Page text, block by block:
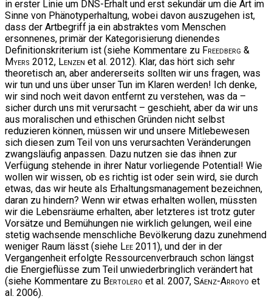
in erster Linie um DNS-Erhalt und erst sekundär um die Art im
Sinne von Phänotyperhaltung, wobei davon auszugehen ist,
dass der Artbegriff ja ein abstraktes vom Menschen
ersonnenes, primär der Kategorisierung dienendes
Definitionskriterium ist (siehe Kommentare zu Freedberg &
Myers 2012, Lenzen et al. 2012). Klar, das hört sich sehr
theoretisch an, aber andererseits sollten wir uns fragen, was
wir tun und uns über unser Tun im Klaren werden! Ich denke,
wir sind noch weit davon entfernt zu verstehen, was da –
sicher durch uns mit verursacht – geschieht, aber da wir uns
aus moralischen und ethischen Gründen nicht selbst
reduzieren können, müssen wir und unsere Mitlebewesen
sich diesen zum Teil von uns verursachten Veränderungen
zwangsläufig anpassen. Dazu nutzen sie das ihnen zur
Verfügung stehende in ihrer Natur vorliegende Potential! Wie
wollen wir wissen, ob es richtig ist oder sein wird, sie durch
etwas, das wir heute als Erhaltungsmanagement bezeichnen,
daran zu hindern? Wenn wir etwas erhalten wollen, müssten
wir die Lebensräume erhalten, aber letzteres ist trotz guter
Vorsätze und Bemühungen nie wirklich gelungen, weil eine
stetig wachsende menschliche Bevölkerung dazu zunehmend
weniger Raum lässt (siehe Lee 2011), und der in der
Vergangenheit erfolgte Ressourcenverbrauch schon längst
die Energieflüsse zum Teil unwiederbringlich verändert hat
(siehe Kommentare zu Bertolero et al. 2007, Sáenz-Arroyo et
al. 2006).